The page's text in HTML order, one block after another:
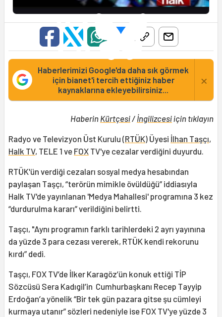
Haberlerimizi Google'da daha sık görmek
için bianet'i tercih ettiğiniz haber
kaynaklarına ekleyebilirsiniz...
×
Haberin Kürtçesi/ İngilizcesiiçin tıklayın
Radyo ve Televizyon Üst Kurulu (RTÜK) Üyesi İlhan Taşçı,
Halk TV, TELE 1 ve FOX TV'ye cezalar verdiğini duyurdu.
RTÜK'ün verdiği cezaları sosyal medya hesabından
paylaşan Taşçı, “terörün mimikle övüldüğü” iddiasıyla
Halk TV'de yayınlanan 'Medya Mahallesi' programına 3 kez
“durdurulma kararı” verildiğini belirtti.
Taşçı, "Aynı programın farklı tarihlerdeki 2 ayrı yayınına
da yüzde 3 para cezası vererek, RTÜK kendi rekorunu
kırdı” dedi.
Taşçı, FOX TV’de İlker Karagöz’ün konuk ettiği TİP
Sözcüsü Sera Kadıgil’in Cumhurbaşkanı Recep Tayyip
Erdoğan’a yönelik “Bir tek gün pazara gitse şu cümleyi
kurmaya utanır” sözleri nedeniyle ise FOX TV'ye yüzde 3